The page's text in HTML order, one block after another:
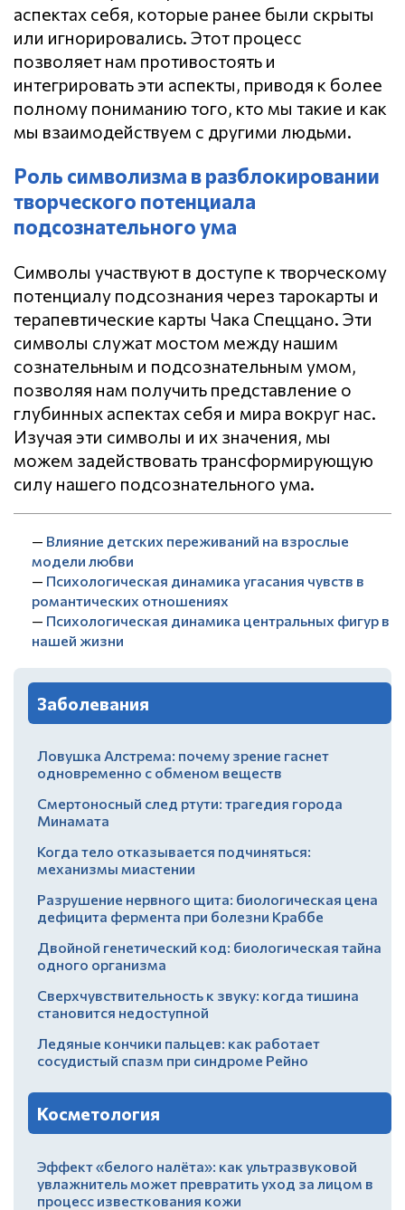
аспектах себя, которые ранее были скрыты
или игнорировались. Этот процесс
позволяет нам противостоять и
интегрировать эти аспекты, приводя к более
полному пониманию того, кто мы такие и как
мы взаимодействуем с другими людьми.
Роль символизма в разблокировании
творческого потенциала
подсознательного ума
Символы участвуют в доступе к творческому
потенциалу подсознания через тарокарты и
терапевтические карты Чака Спеццано. Эти
символы служат мостом между нашим
сознательным и подсознательным умом,
позволяя нам получить представление о
глубинных аспектах себя и мира вокруг нас.
Изучая эти символы и их значения, мы
можем задействовать трансформирующую
силу нашего подсознательного ума.
— Влияние детских переживаний на взрослые
модели любви
— Психологическая динамика угасания чувств в
романтических отношениях
— Психологическая динамика центральных фигур в
нашей жизни
Заболевания
Ловушка Алстрема: почему зрение гаснет
одновременно с обменом веществ
Смертоносный след ртути: трагедия города
Минамата
Когда тело отказывается подчиняться:
механизмы миастении
Разрушение нервного щита: биологическая цена
дефицита фермента при болезни Краббе
Двойной генетический код: биологическая тайна
одного организма
Сверхчувствительность к звуку: когда тишина
становится недоступной
Ледяные кончики пальцев: как работает
сосудистый спазм при синдроме Рейно
Косметология
Эффект «белого налёта»: как ультразвуковой
увлажнитель может превратить уход за лицом в
процесс известкования кожи